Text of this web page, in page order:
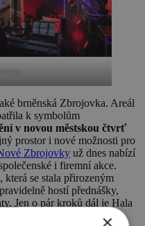
brněnská Zbrojovka. Areál
k symbolům
v novou městskou čtvrť
prostor i nové možnosti pro
Zbrojovky už dnes nabízí
i firemní akce.
se stala přirozeným
hostí přednášky,
Jen o pár kroků dál je Hala
přes 4 000 m², který